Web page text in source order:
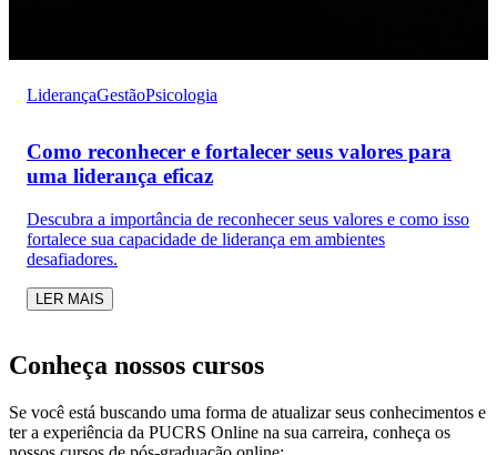
LiderançaGestãoPsicologia
Como reconhecer e fortalecer seus valores para
uma liderança eficaz
Descubra a importância de reconhecer seus valores e como isso
fortalece sua capacidade de liderança em ambientes
desafiadores.
LER MAIS
Conheça nossos cursos
Se você está buscando uma forma de atualizar seus conhecimentos e
ter a experiência da PUCRS Online na sua carreira, conheça os